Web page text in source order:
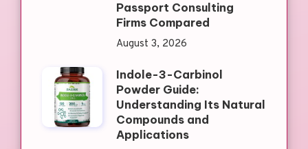
Passport Consulting
Firms Compared
August 3, 2026
Indole-3-Carbinol
Powder Guide:
Understanding Its Natural
Compounds and
Applications